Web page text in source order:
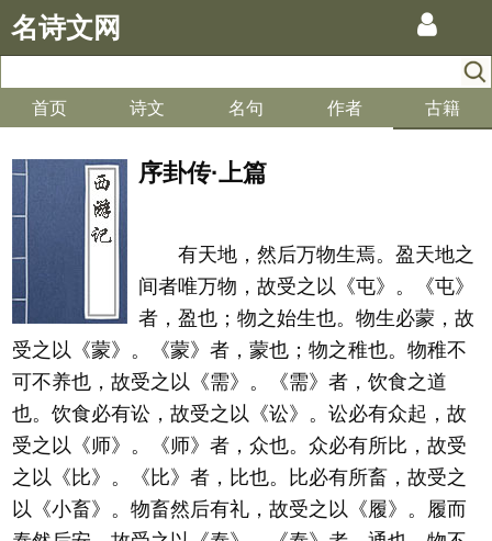
名诗文网
首页 诗文 名句 作者 古籍
序卦传·上篇
有天地，然后万物生焉。盈天地之
间者唯万物，故受之以《屯》。《屯》
者，盈也；物之始生也。物生必蒙，故
受之以《蒙》。《蒙》者，蒙也；物之稚也。物稚不
可不养也，故受之以《需》。《需》者，饮食之道
也。饮食必有讼，故受之以《讼》。讼必有众起，故
受之以《师》。《师》者，众也。众必有所比，故受
之以《比》。《比》者，比也。比必有所畜，故受之
以《小畜》。物畜然后有礼，故受之以《履》。履而